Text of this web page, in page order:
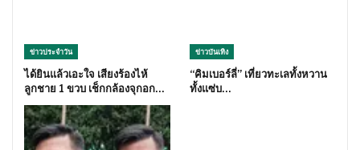
ข่าวประจำวัน
ได้ยินแล้วเอะใจ เสียงร้องไห้
ลูกชาย 1 ขวบ เช็กกล้องจุกอก…
ข่าวบันเทิง
“คิมเบอร์ลี่” เที่ยวทะเลทั้งหวาน
ทั้งแซ่บ…